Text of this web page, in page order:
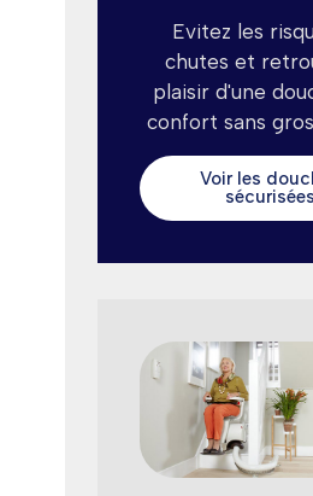
Evitez les
chutes et
plaisir d'une
confort sans
Voir les
sécurisées